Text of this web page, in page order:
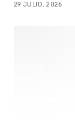
29 JULIO, 2026